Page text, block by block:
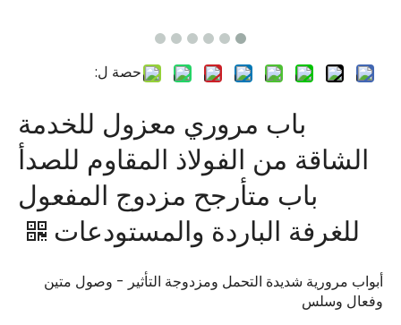
حصة ل:
باب مروري معزول للخدمة
الشاقة من الفولاذ المقاوم للصدأ
باب متأرجح مزدوج المفعول
للغرفة الباردة والمستودعات
أبواب مرورية شديدة التحمل ومزدوجة التأثير - وصول متين
وفعال وسلس